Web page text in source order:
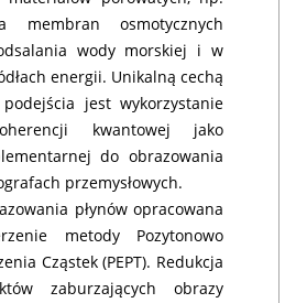
membran osmotycznych
wody morskiej i w
energii. Unikalną cechą
jest wykorzystanie
kwantowej jako
do obrazowania
przemysłowych.
płynów opracowana
metody Pozytonowo
Cząstek (PEPT). Redukcja
zaburzających obrazy